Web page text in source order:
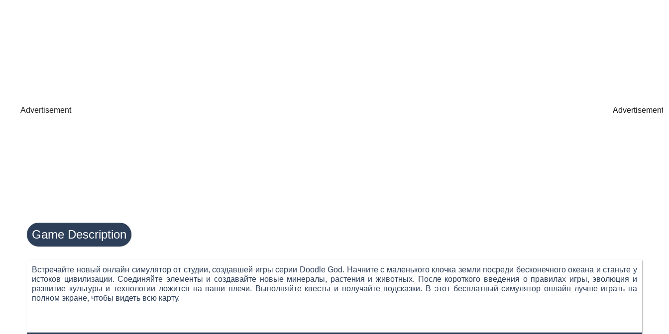
Advertisement Advertisement
Game Description
Встречайте новый онлайн симулятор от студии, создавшей игры серии Doodle God. Начните с маленького клочка земли посреди бесконечного океана и станьте у
истоков цивилизации. Соединяйте элементы и создавайте новые минералы, растения и животных. После короткого введения о правилах игры, эволюция и
развитие культуры и технологии ложится на ваши плечи. Выполняйте квесты и получайте подсказки. В этот бесплатный симулятор онлайн лучше играть на
полном экране, чтобы видеть всю карту.